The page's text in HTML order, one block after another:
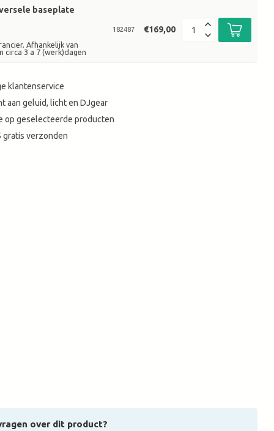
baseplate
Afhankelijk van
circa 3 a 7 (werk)dagen
182487 €169,00
klantenservice
aan geluid, licht en DJgear
op geselecteerde producten
gratis verzonden
over dit product?